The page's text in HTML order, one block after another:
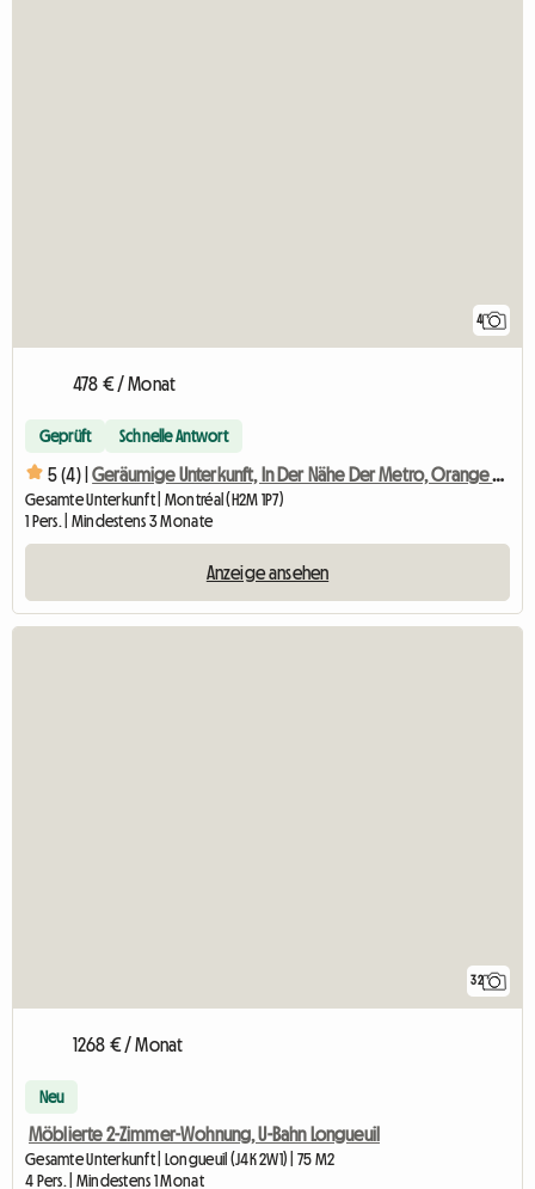
4
478 € / Monat
Geprüft Schnelle Antwort
5 (4) | Geräumige Unterkunft, In Der Nähe Der Metro, Orange Line
Gesamte Unterkunft | Montréal (H2M 1P7)
1 Pers. | Mindestens 3 Monate
Anzeige ansehen
32
1268 € / Monat
Neu
Möblierte 2-Zimmer-Wohnung, U-Bahn Longueuil
Gesamte Unterkunft | Longueuil (J4K 2W1) | 75 M2
4 Pers. | Mindestens 1 Monat